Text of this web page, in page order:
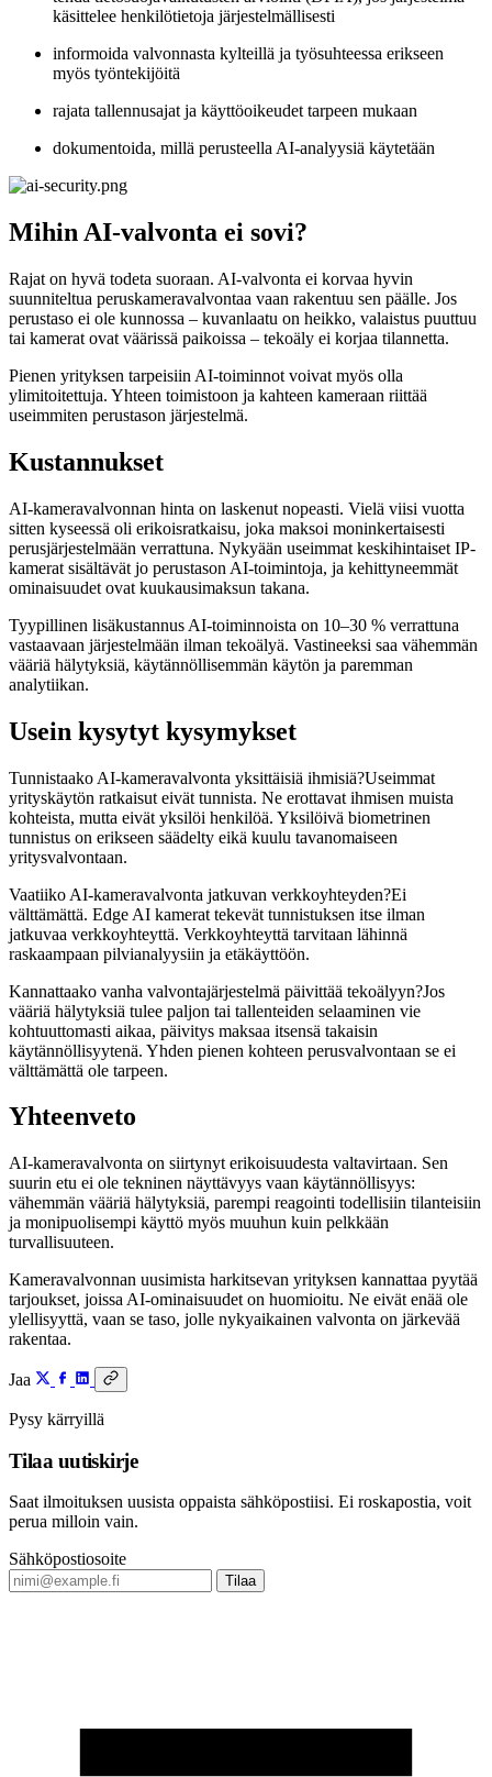
käsittelee henkilötietoja järjestelmällisesti
informoida valvonnasta kylteillä ja työsuhteessa erikseen
myös työntekijöitä
rajata tallennusajat ja käyttöoikeudet tarpeen mukaan
dokumentoida, millä perusteella AI-analyysiä käytetään
Mihin AI-valvonta ei sovi?
Rajat on hyvä todeta suoraan. AI-valvonta ei korvaa hyvin
suunniteltua peruskameravalvontaa vaan rakentuu sen päälle. Jos
perustaso ei ole kunnossa – kuvanlaatu on heikko, valaistus puuttuu
tai kamerat ovat väärissä paikoissa – tekoäly ei korjaa tilannetta.
Pienen yrityksen tarpeisiin AI-toiminnot voivat myös olla
ylimitoitettuja. Yhteen toimistoon ja kahteen kameraan riittää
useimmiten perustason järjestelmä.
Kustannukset
AI-kameravalvonnan hinta on laskenut nopeasti. Vielä viisi vuotta
sitten kyseessä oli erikoisratkaisu, joka maksoi moninkertaisesti
perusjärjestelmään verrattuna. Nykyään useimmat keskihintaiset IP-
kamerat sisältävät jo perustason AI-toimintoja, ja kehittyneemmät
ominaisuudet ovat kuukausimaksun takana.
Tyypillinen lisäkustannus AI-toiminnoista on 10–30 % verrattuna
vastaavaan järjestelmään ilman tekoälyä. Vastineeksi saa vähemmän
vääriä hälytyksiä, käytännöllisemmän käytön ja paremman
analytiikan.
Usein kysytyt kysymykset
Tunnistaako AI-kameravalvonta yksittäisiä ihmisiä?Useimmat
yrityskäytön ratkaisut eivät tunnista. Ne erottavat ihmisen muista
kohteista, mutta eivät yksilöi henkilöä. Yksilöivä biometrinen
tunnistus on erikseen säädelty eikä kuulu tavanomaiseen
yritysvalvontaan.
Vaatiiko AI-kameravalvonta jatkuvan verkkoyhteyden?Ei
välttämättä. Edge AI kamerat tekevät tunnistuksen itse ilman
jatkuvaa verkkoyhteyttä. Verkkoyhteyttä tarvitaan lähinnä
raskaampaan pilvianalyysiin ja etäkäyttöön.
Kannattaako vanha valvontajärjestelmä päivittää tekoälyyn?Jos
vääriä hälytyksiä tulee paljon tai tallenteiden selaaminen vie
kohtuuttomasti aikaa, päivitys maksaa itsensä takaisin
käytännöllisyytenä. Yhden pienen kohteen perusvalvontaan se ei
välttämättä ole tarpeen.
Yhteenveto
AI-kameravalvonta on siirtynyt erikoisuudesta valtavirtaan. Sen
suurin etu ei ole tekninen näyttävyys vaan käytännöllisyys:
vähemmän vääriä hälytyksiä, parempi reagointi todellisiin tilanteisiin
ja monipuolisempi käyttö myös muuhun kuin pelkkään
turvallisuuteen.
Kameravalvonnan uusimista harkitsevan yrityksen kannattaa pyytää
tarjoukset, joissa AI-ominaisuudet on huomioitu. Ne eivät enää ole
ylellisyyttä, vaan se taso, jolle nykyaikainen valvonta on järkevää
rakentaa.
Jaa
Pysy kärryillä
Tilaa uutiskirje
Saat ilmoituksen uusista oppaista sähköpostiisi. Ei roskapostia, voit
perua milloin vain.
Sähköpostiosoite
Tilaa